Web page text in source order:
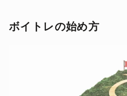
ボイトレの始め方